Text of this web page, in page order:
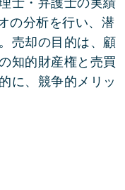
士・弁護士の実績
の分析を行い、潜
売却の目的は、顧
知的財産権と売買
に、競争的メリッ